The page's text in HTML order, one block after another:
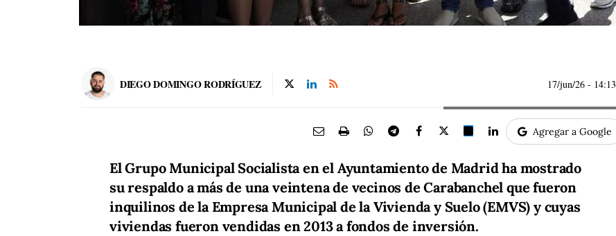
DIEGO DOMINGO RODRÍGUEZ 17/jun/26 - 14:13
Agregar a Google
El Grupo Municipal Socialista en el Ayuntamiento de Madrid ha mostrado
su respaldo a más de una veintena de vecinos de Carabanchel que fueron
inquilinos de la Empresa Municipal de la Vivienda y Suelo (EMVS) y cuyas
viviendas fueron vendidas en 2013 a fondos de inversión.